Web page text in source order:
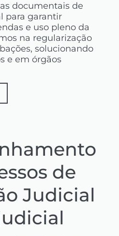
documentais de
para garantir
e uso pleno da
na regularização
solucionando
e em órgãos
de
Judicial